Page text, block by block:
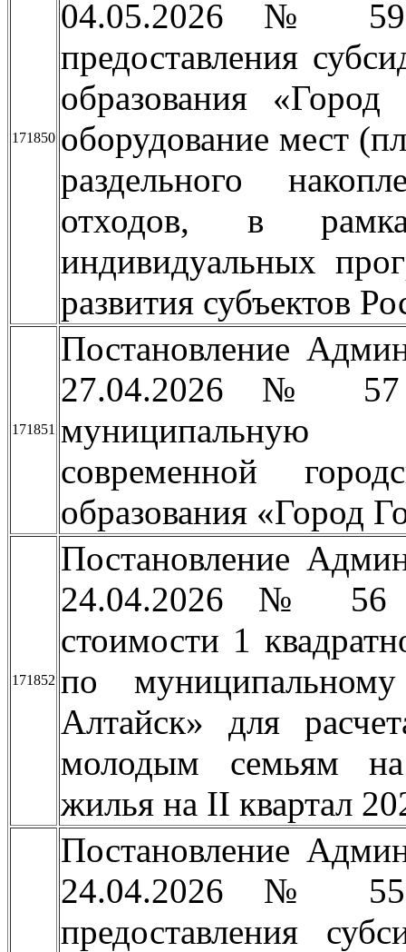
171850
04.05.2026 № 59
предоставления
образования
оборудование мест
раздельного
отходов, в
индивидуальных
развития субъектов
171851
Постановление
27.04.2026 № 57
муниципальную
современной
образования «Город
171852
Постановление
24.04.2026 № 56
стоимости 1
по
Алтайск» для
молодым семьям на
жилья на II квартал
Постановление
24.04.2026 № 55
предоставления